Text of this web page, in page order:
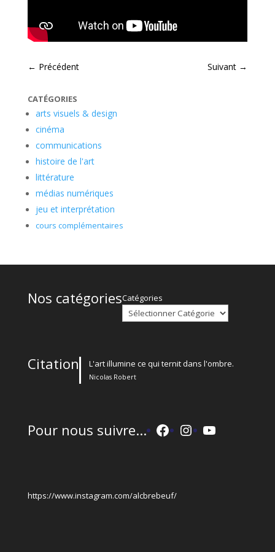
← Précédent Suivant →
CATÉGORIES
arts visuels & design
cinéma
communications
histoire de l'art
littérature
médias numériques
jeu et interprétation
cours complémentaires
Nos catégoriesCatégories
Citation L'art illumine ce qui ternit dans l'ombre.
Nicolas Robert
Pour nous suivre... Facebook
Instagram
YouTube
https://www.instagram.com/alcbrebeuf/